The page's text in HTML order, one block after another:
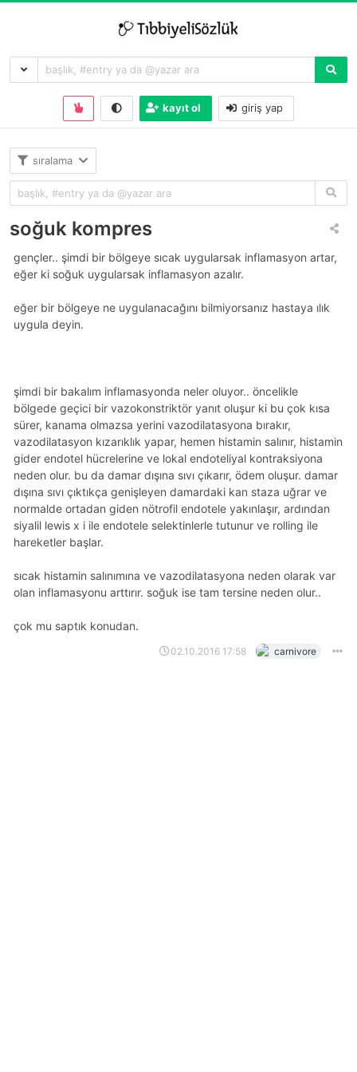
kayıt ol giriş yap
sıralama
soğuk kompres
gençler.. şimdi bir bölgeye sıcak uygularsak inflamasyon artar,
eğer ki soğuk uygularsak inflamasyon azalır.
eğer bir bölgeye ne uygulanacağını bilmiyorsanız hastaya ılık
uygula deyin.
şimdi bir bakalım inflamasyonda neler oluyor.. öncelikle
bölgede geçici bir vazokonstriktör yanıt oluşur ki bu çok kısa
sürer, kanama olmazsa yerini vazodilatasyona bırakır,
vazodilatasyon kızarıklık yapar, hemen histamin salınır, histamin
gider endotel hücrelerine ve lokal endoteliyal kontraksiyona
neden olur. bu da damar dışına sıvı çıkarır, ödem oluşur. damar
dışına sıvı çıktıkça genişleyen damardaki kan staza uğrar ve
normalde ortadan giden nötrofil endotele yakınlaşır, ardından
siyalil lewis x i ile endotele selektinlerle tutunur ve rolling ile
hareketler başlar.
sıcak histamin salınımına ve vazodilatasyona neden olarak var
olan inflamasyonu arttırır. soğuk ise tam tersine neden olur..
çok mu saptık konudan.
02.10.2016 17:58 carnivore